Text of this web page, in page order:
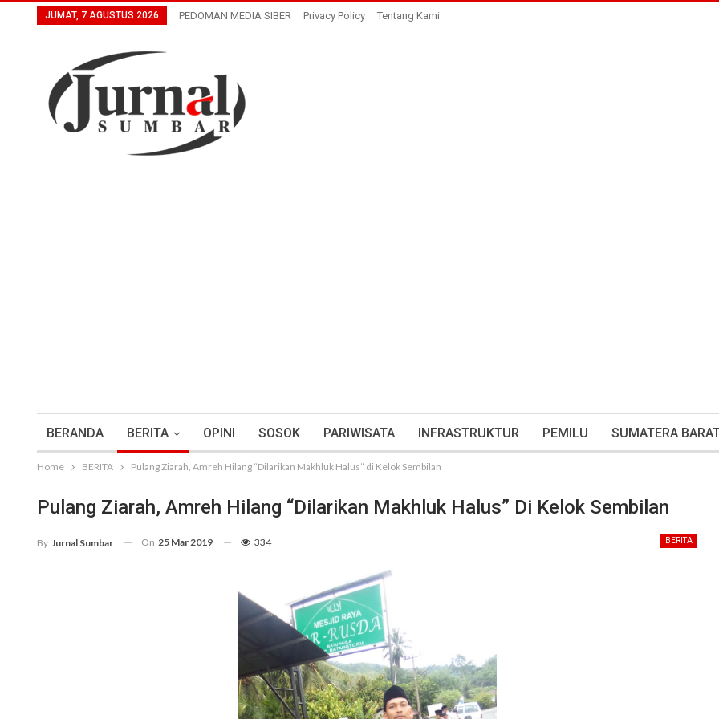
JUMAT, 7 AGUSTUS 2026 PEDOMAN MEDIA SIBER Privacy Policy Tentang Kami
BERANDA BERITA OPINI SOSOK PARIWISATA INFRASTRUKTUR PEMILU SUMATERA
Home BERITA Pulang Ziarah, Amreh Hilang “Dilarikan Makhluk Halus” di Kelok Sembilan
Pulang Ziarah, Amreh Hilang “Dilarikan Makhluk Halus” Di Kelok Sembilan
BERITA
By Jurnal Sumbar On 25 Mar 2019 334